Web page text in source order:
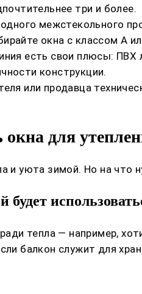
три и более.
межстекольного
окна с классом A
есть свои плюсы: ПВХ
конструкции.
или продавца
для
и уюта зимой. Но на
будет
тепла — например,
балкон служит для